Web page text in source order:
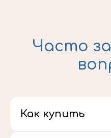
Часто
Как купить